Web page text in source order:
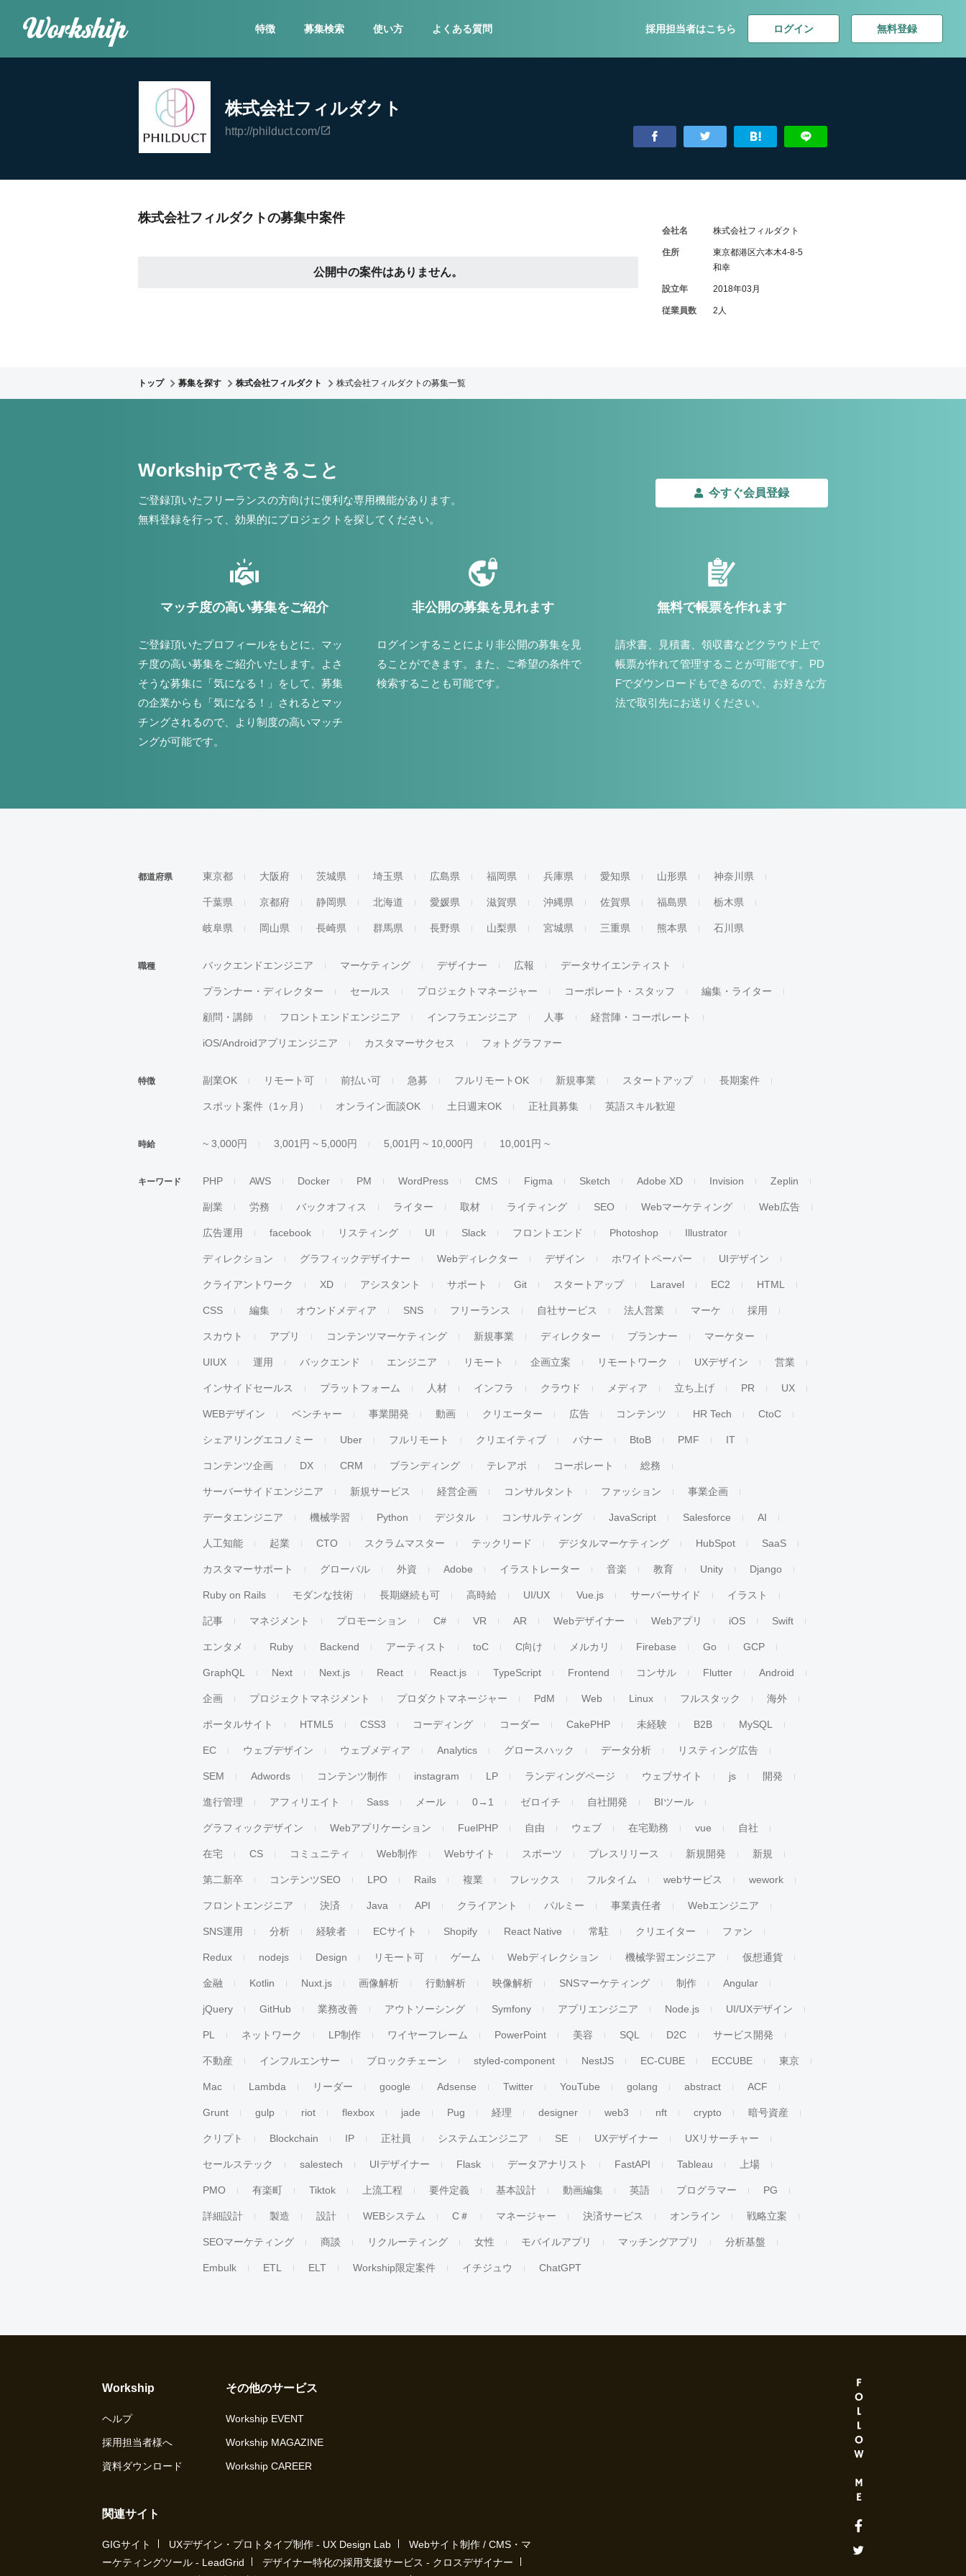
特徴 募集検索 使い方 よくある質問 採用担当者はこちら ログイン 無料登録
株式会社フィルダクト
http://philduct.com/
株式会社フィルダクトの募集中案件
公開中の案件はありません。
会社名 株式会社フィルダクト
住所
東京都港区六本木4-8-5
和幸
設立年 2018年03月
従業員数 2人
トップ 募集を探す 株式会社フィルダクト 株式会社フィルダクトの募集一覧
Workshipでできること
ご登録頂いたフリーランスの方向けに便利な専用機能があります。
無料登録を行って、効果的にプロジェクトを探してください。
今すぐ会員登録
マッチ度の高い募集をご紹介
ご登録頂いたプロフィールをもとに、マッ
チ度の高い募集をご紹介いたします。よさ
そうな募集に「気になる！」をして、募集
の企業からも「気になる！」されるとマッ
チングされるので、より制度の高いマッチ
ングが可能です。
非公開の募集を見れます
ログインすることにより非公開の募集を見
ることができます。また、ご希望の条件で
検索することも可能です。
無料で帳票を作れます
請求書、見積書、領収書などクラウド上で
帳票が作れて管理することが可能です。PD
Fでダウンロードもできるので、お好きな方
法で取引先にお送りください。
都道府県 東京都 大阪府 茨城県 埼玉県 広島県 福岡県 兵庫県 愛知県 山形県 神奈川県
千葉県 京都府 静岡県 北海道 愛媛県 滋賀県 沖縄県 佐賀県 福島県 栃木県
岐阜県 岡山県 長崎県 群馬県 長野県 山梨県 宮城県 三重県 熊本県 石川県
職種 バックエンドエンジニア マーケティング デザイナー 広報 データサイエンティスト
プランナー・ディレクター セールス プロジェクトマネージャー コーポレート・スタッフ 編集・ライター
顧問・講師 フロントエンドエンジニア インフラエンジニア 人事 経営陣・コーポレート
iOS/Androidアプリエンジニア カスタマーサクセス フォトグラファー
特徴 副業OK リモート可 前払い可 急募 フルリモートOK 新規事業 スタートアップ 長期案件
スポット案件（1ヶ月） オンライン面談OK 土日週末OK 正社員募集 英語スキル歓迎
時給 ~ 3,000円 3,001円 ~ 5,000円 5,001円 ~ 10,000円 10,001円 ~
キーワード PHP AWS Docker PM WordPress CMS Figma Sketch Adobe XD Invision Zeplin
副業 労務 バックオフィス ライター 取材 ライティング SEO Webマーケティング Web広告
広告運用 facebook リスティング UI Slack フロントエンド Photoshop Illustrator
ディレクション グラフィックデザイナー Webディレクター デザイン ホワイトペーパー UIデザイン
クライアントワーク XD アシスタント サポート Git スタートアップ Laravel EC2 HTML
CSS 編集 オウンドメディア SNS フリーランス 自社サービス 法人営業 マーケ 採用
スカウト アプリ コンテンツマーケティング 新規事業 ディレクター プランナー マーケター
UIUX 運用 バックエンド エンジニア リモート 企画立案 リモートワーク UXデザイン 営業
インサイドセールス プラットフォーム 人材 インフラ クラウド メディア 立ち上げ PR UX
WEBデザイン ベンチャー 事業開発 動画 クリエーター 広告 コンテンツ HR Tech CtoC
シェアリングエコノミー Uber フルリモート クリエイティブ バナー BtoB PMF IT
コンテンツ企画 DX CRM ブランディング テレアポ コーポレート 総務
サーバーサイドエンジニア 新規サービス 経営企画 コンサルタント ファッション 事業企画
データエンジニア 機械学習 Python デジタル コンサルティング JavaScript Salesforce AI
人工知能 起業 CTO スクラムマスター テックリード デジタルマーケティング HubSpot SaaS
カスタマーサポート グローバル 外資 Adobe イラストレーター 音楽 教育 Unity Django
Ruby on Rails モダンな技術 長期継続も可 高時給 UI/UX Vue.js サーバーサイド イラスト
記事 マネジメント プロモーション C# VR AR Webデザイナー Webアプリ iOS Swift
エンタメ Ruby Backend アーティスト toC C向け メルカリ Firebase Go GCP
GraphQL Next Next.js React React.js TypeScript Frontend コンサル Flutter Android
企画 プロジェクトマネジメント プロダクトマネージャー PdM Web Linux フルスタック 海外
ポータルサイト HTML5 CSS3 コーディング コーダー CakePHP 未経験 B2B MySQL
EC ウェブデザイン ウェブメディア Analytics グロースハック データ分析 リスティング広告
SEM Adwords コンテンツ制作 instagram LP ランディングページ ウェブサイト js 開発
進行管理 アフィリエイト Sass メール 0→1 ゼロイチ 自社開発 BIツール
グラフィックデザイン Webアプリケーション FuelPHP 自由 ウェブ 在宅勤務 vue 自社
在宅 CS コミュニティ Web制作 Webサイト スポーツ プレスリリース 新規開発 新規
第二新卒 コンテンツSEO LPO Rails 複業 フレックス フルタイム webサービス wework
フロントエンジニア 決済 Java API クライアント パルミー 事業責任者 Webエンジニア
SNS運用 分析 経験者 ECサイト Shopify React Native 常駐 クリエイター ファン
Redux nodejs Design リモート可 ゲーム Webディレクション 機械学習エンジニア 仮想通貨
金融 Kotlin Nuxt.js 画像解析 行動解析 映像解析 SNSマーケティング 制作 Angular
jQuery GitHub 業務改善 アウトソーシング Symfony アプリエンジニア Node.js UI/UXデザイン
PL ネットワーク LP制作 ワイヤーフレーム PowerPoint 美容 SQL D2C サービス開発
不動産 インフルエンサー ブロックチェーン styled-component NestJS EC-CUBE ECCUBE 東京
Mac Lambda リーダー google Adsense Twitter YouTube golang abstract ACF
Grunt gulp riot flexbox jade Pug 経理 designer web3 nft crypto 暗号資産
クリプト Blockchain IP 正社員 システムエンジニア SE UXデザイナー UXリサーチャー
セールステック salestech UIデザイナー Flask データアナリスト FastAPI Tableau 上場
PMO 有楽町 Tiktok 上流工程 要件定義 基本設計 動画編集 英語 プログラマー PG
詳細設計 製造 設計 WEBシステム C＃ マネージャー 決済サービス オンライン 戦略立案
SEOマーケティング 商談 リクルーティング 女性 モバイルアプリ マッチングアプリ 分析基盤
Embulk ETL ELT Workship限定案件 イチジュウ ChatGPT
Workship
ヘルプ
採用担当者様へ
資料ダウンロード
その他のサービス
Workship EVENT
Workship MAGAZINE
Workship CAREER
関連サイト
GIGサイト UXデザイン・プロトタイプ制作 - UX Design Lab
Webサイト制作 / CMS・マ
ーケティングツール - LeadGrid
デザイナー特化の採用支援サービス - クロスデザイナー